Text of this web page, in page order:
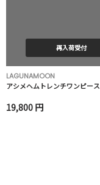
再入荷受付
LAGUNAMOON
アシメヘムトレンチワンピース
19,800 円